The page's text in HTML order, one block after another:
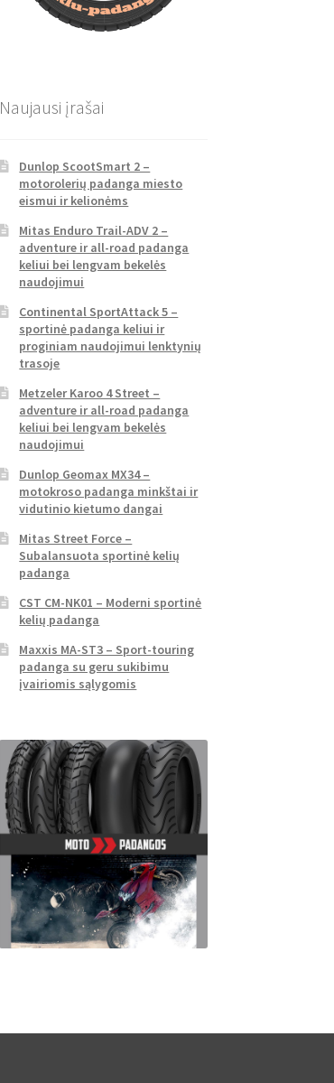
Naujausi įrašai
Dunlop ScootSmart 2 –
motorolerių padanga miesto
eismui ir kelionėms
Mitas Enduro Trail-ADV 2 –
adventure ir all-road padanga
keliui bei lengvam bekelės
naudojimui
Continental SportAttack 5 –
sportinė padanga keliui ir
proginiam naudojimui lenktynių
trasoje
Metzeler Karoo 4 Street –
adventure ir all-road padanga
keliui bei lengvam bekelės
naudojimui
Dunlop Geomax MX34 –
motokroso padanga minkštai ir
vidutinio kietumo dangai
Mitas Street Force –
Subalansuota sportinė kelių
padanga
CST CM-NK01 – Moderni sportinė
kelių padanga
Maxxis MA-ST3 – Sport-touring
padanga su geru sukibimu
įvairiomis sąlygomis